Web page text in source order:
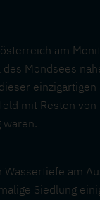
am
Mondsees
mit Resten
am
Siedlung